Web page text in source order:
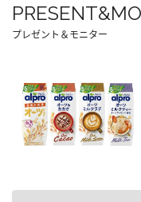
プレゼント＆モニター